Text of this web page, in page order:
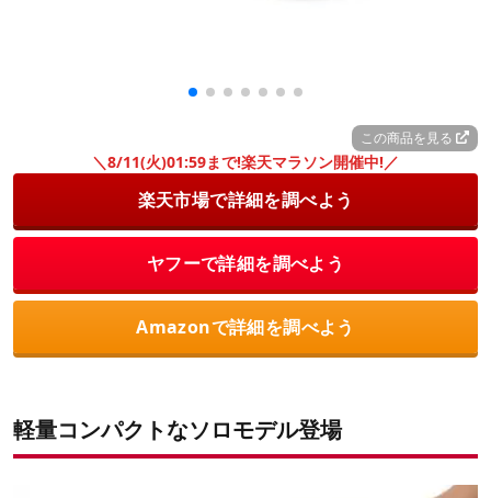
この商品を見る
＼8/11(火)01:59まで!楽天マラソン開催中!／
楽天市場で詳細を調べよう
ヤフーで詳細を調べよう
Amazonで詳細を調べよう
軽量コンパクトなソロモデル登場